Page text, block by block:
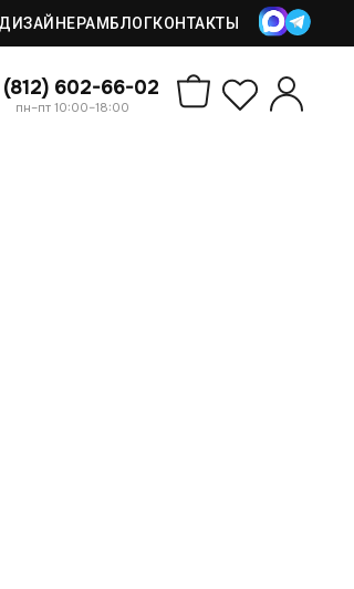
ДИЗАЙНЕРАМ БЛОГКОНТАКТЫ
(812) 602-66-02
пн–пт 10:00–18:00